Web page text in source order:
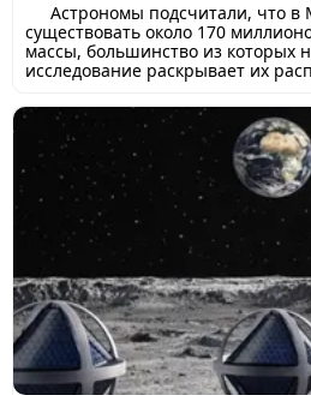
Астрономы подсчитали, что
существовать около 170
массы, большинство из которых
исследование раскрывает их